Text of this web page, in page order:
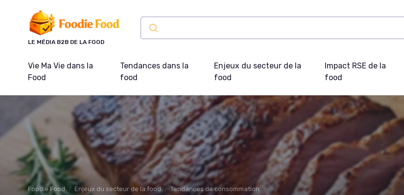
LE MÉDIA B2B DE LA FOOD
Vie Ma Vie dans la
Food
Tendances dans la
food
Enjeux du secteur de la
food
Impact RSE de la
food
Foodie Food Enjeux du secteur de la food Tendances de consommation